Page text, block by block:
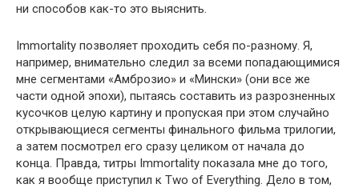
ни способов как-то это выяснить.
Immortality позволяет проходить себя по-разному. Я,
например, внимательно следил за всеми попадающимися
мне сегментами «Амброзио» и «Мински» (они все же
части одной эпохи), пытаясь составить из разрозненных
кусочков целую картину и пропуская при этом случайно
открывающиеся сегменты финального фильма трилогии,
а затем посмотрел его сразу целиком от начала до
конца. Правда, титры Immortality показала мне до того,
как я вообще приступил к Two of Everything. Дело в том,